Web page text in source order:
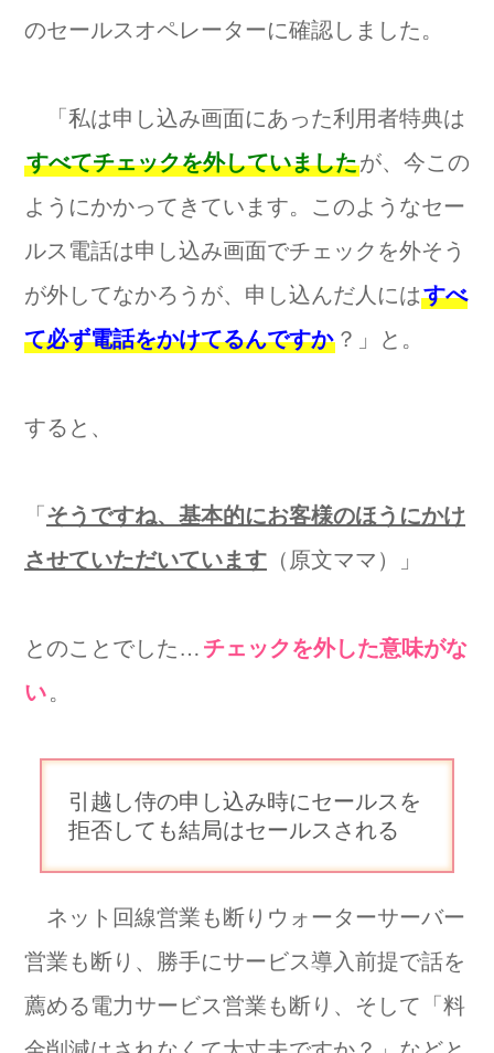
のセールスオペレーターに確認しました。
「私は申し込み画面にあった利用者特典は
すべてチェックを外していましたが、今この
ようにかかってきています。このようなセー
ルス電話は申し込み画面でチェックを外そう
が外してなかろうが、申し込んだ人にはすべ
て必ず電話をかけてるんですか ？」と。
すると、
「 そうですね、基本的にお客様のほうにかけ
させていただいています （原文ママ）」
とのことでした… チェックを外した意味がな
い。
引越し侍の申し込み時にセールスを
拒否しても結局はセールスされる
ネット回線営業も断りウォーターサーバー
営業も断り、勝手にサービス導入前提で話を
薦める電力サービス営業も断り、そして「料